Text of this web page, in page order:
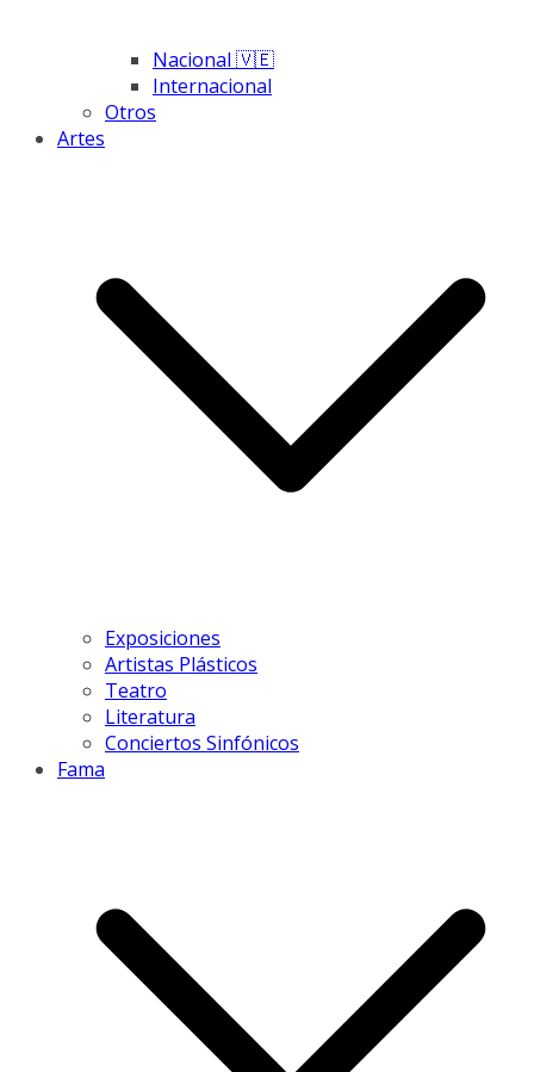
Nacional 🇻🇪
Internacional
Otros
Artes
Exposiciones
Artistas Plásticos
Teatro
Literatura
Conciertos Sinfónicos
Fama